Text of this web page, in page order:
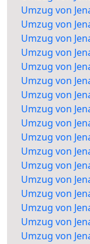
Umzug von
Umzug von
Umzug von
Umzug von
Umzug von
Umzug von
Umzug von
Umzug von
Umzug von
Umzug von
Umzug von
Umzug von
Umzug von
Umzug von
Umzug von
Umzug von
Umzug von